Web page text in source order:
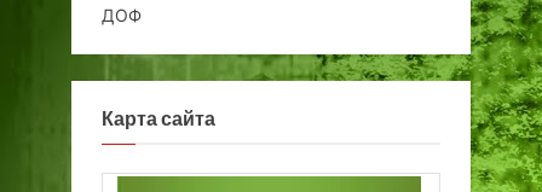
ДОФ
Карта сайта